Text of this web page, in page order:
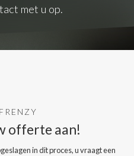
met u op.
offerte aan!
in dit proces, u vraagt een